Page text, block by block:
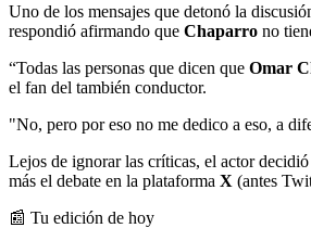
Uno de los mensajes que detonó la
respondió afirmando que Chaparro no
“Todas las personas que dicen que Omar
el fan del también conductor.
"No, pero por eso no me dedico a eso, a
Lejos de ignorar las críticas, el actor
más el debate en la plataforma X (antes
📰 Tu edición de hoy